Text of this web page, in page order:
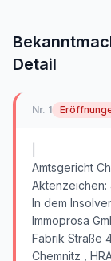
Detail
Nr. 1
Amtsgericht
Aktenzeichen:
In dem
Immoprosa
Fabrik Straße
Chemnitz ,